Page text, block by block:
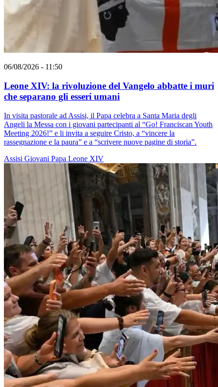
06/08/2026 - 11:50
Leone XIV: la rivoluzione del Vangelo abbatte i muri
che separano gli esseri umani
In visita pastorale ad Assisi, il Papa celebra a Santa Maria degli
Angeli la Messa con i giovani partecipanti al “Go! Franciscan Youth
Meeting 2026!” e li invita a seguire Cristo, a “vincere la
rassegnazione e la paura” e a “scrivere nuove pagine di storia”.
Assisi Giovani Papa Leone XIV